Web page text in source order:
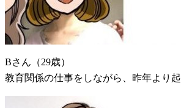
Bさん（29歳）
教育関係の仕事をしながら、昨年より